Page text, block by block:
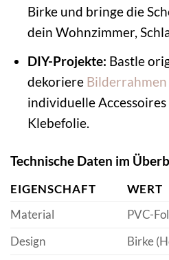
Birke und bringe die
dein Wohnzimmer,
DIY-Projekte: Bastle
dekoriere Bilderrahmen
individuelle
Klebefolie.
Technische Daten im
EIGENSCHAFT
WERT
Material
PVC-
Design
Birke